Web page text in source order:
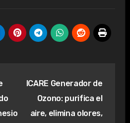
ICARE Generador de
Ozono: purifica el
aire, elimina olores,